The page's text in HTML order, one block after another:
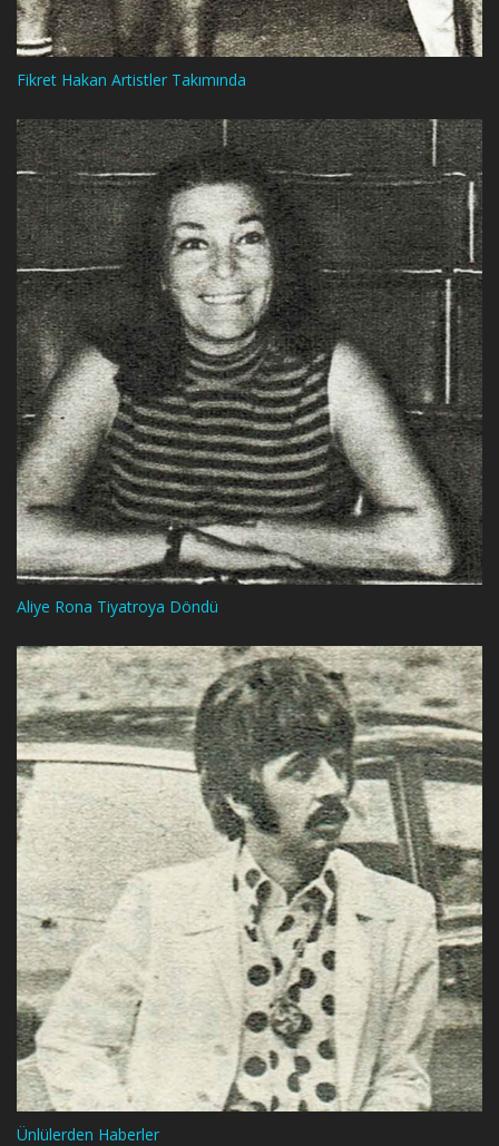
Fikret Hakan Artistler Takımında
Aliye Rona Tiyatroya Döndü
Ünlülerden Haberler